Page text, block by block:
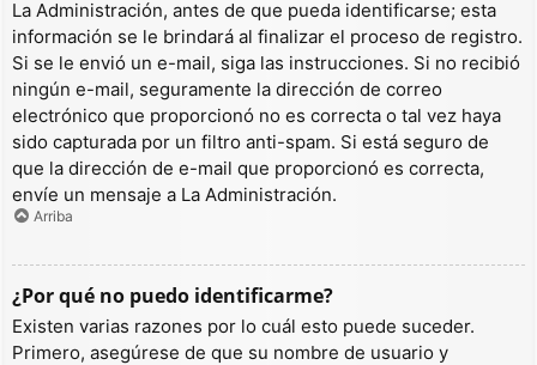
La Administración, antes de que pueda identificarse; esta
información se le brindará al finalizar el proceso de registro.
Si se le envió un e-mail, siga las instrucciones. Si no recibió
ningún e-mail, seguramente la dirección de correo
electrónico que proporcionó no es correcta o tal vez haya
sido capturada por un filtro anti-spam. Si está seguro de
que la dirección de e-mail que proporcionó es correcta,
envíe un mensaje a La Administración.
Arriba
¿Por qué no puedo identificarme?
Existen varias razones por lo cuál esto puede suceder.
Primero, asegúrese de que su nombre de usuario y